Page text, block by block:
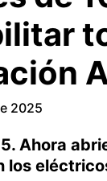
2025
Ahora